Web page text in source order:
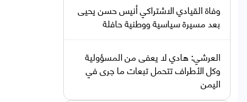
وفاة القيادي الاشتراكي أنيس حسن يحيى
بعد مسيرة سياسية ووطنية حافلة
العرشي: هادي لا يعفى من المسؤولية
وكل الأطراف تتحمل تبعات ما جرى في
اليمن